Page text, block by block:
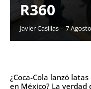
R360
Javier Casillas - 7
¿Coca-Cola lanzó
en México? La verdad